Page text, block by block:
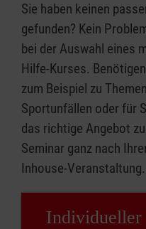
Sie haben keinen
gefunden? Kein
bei der Auswahl eines
Hilfe-Kurses.
zum Beispiel zu
Sportunfällen oder für
das richtige Angebot
Seminar ganz nach
Inhouse-Veranstaltung.